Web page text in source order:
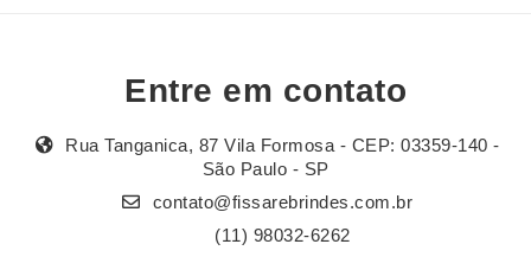
Entre em contato
Rua Tanganica, 87 Vila Formosa - CEP: 03359-140 -
São Paulo - SP
contato@fissarebrindes.com.br
(11) 98032-6262